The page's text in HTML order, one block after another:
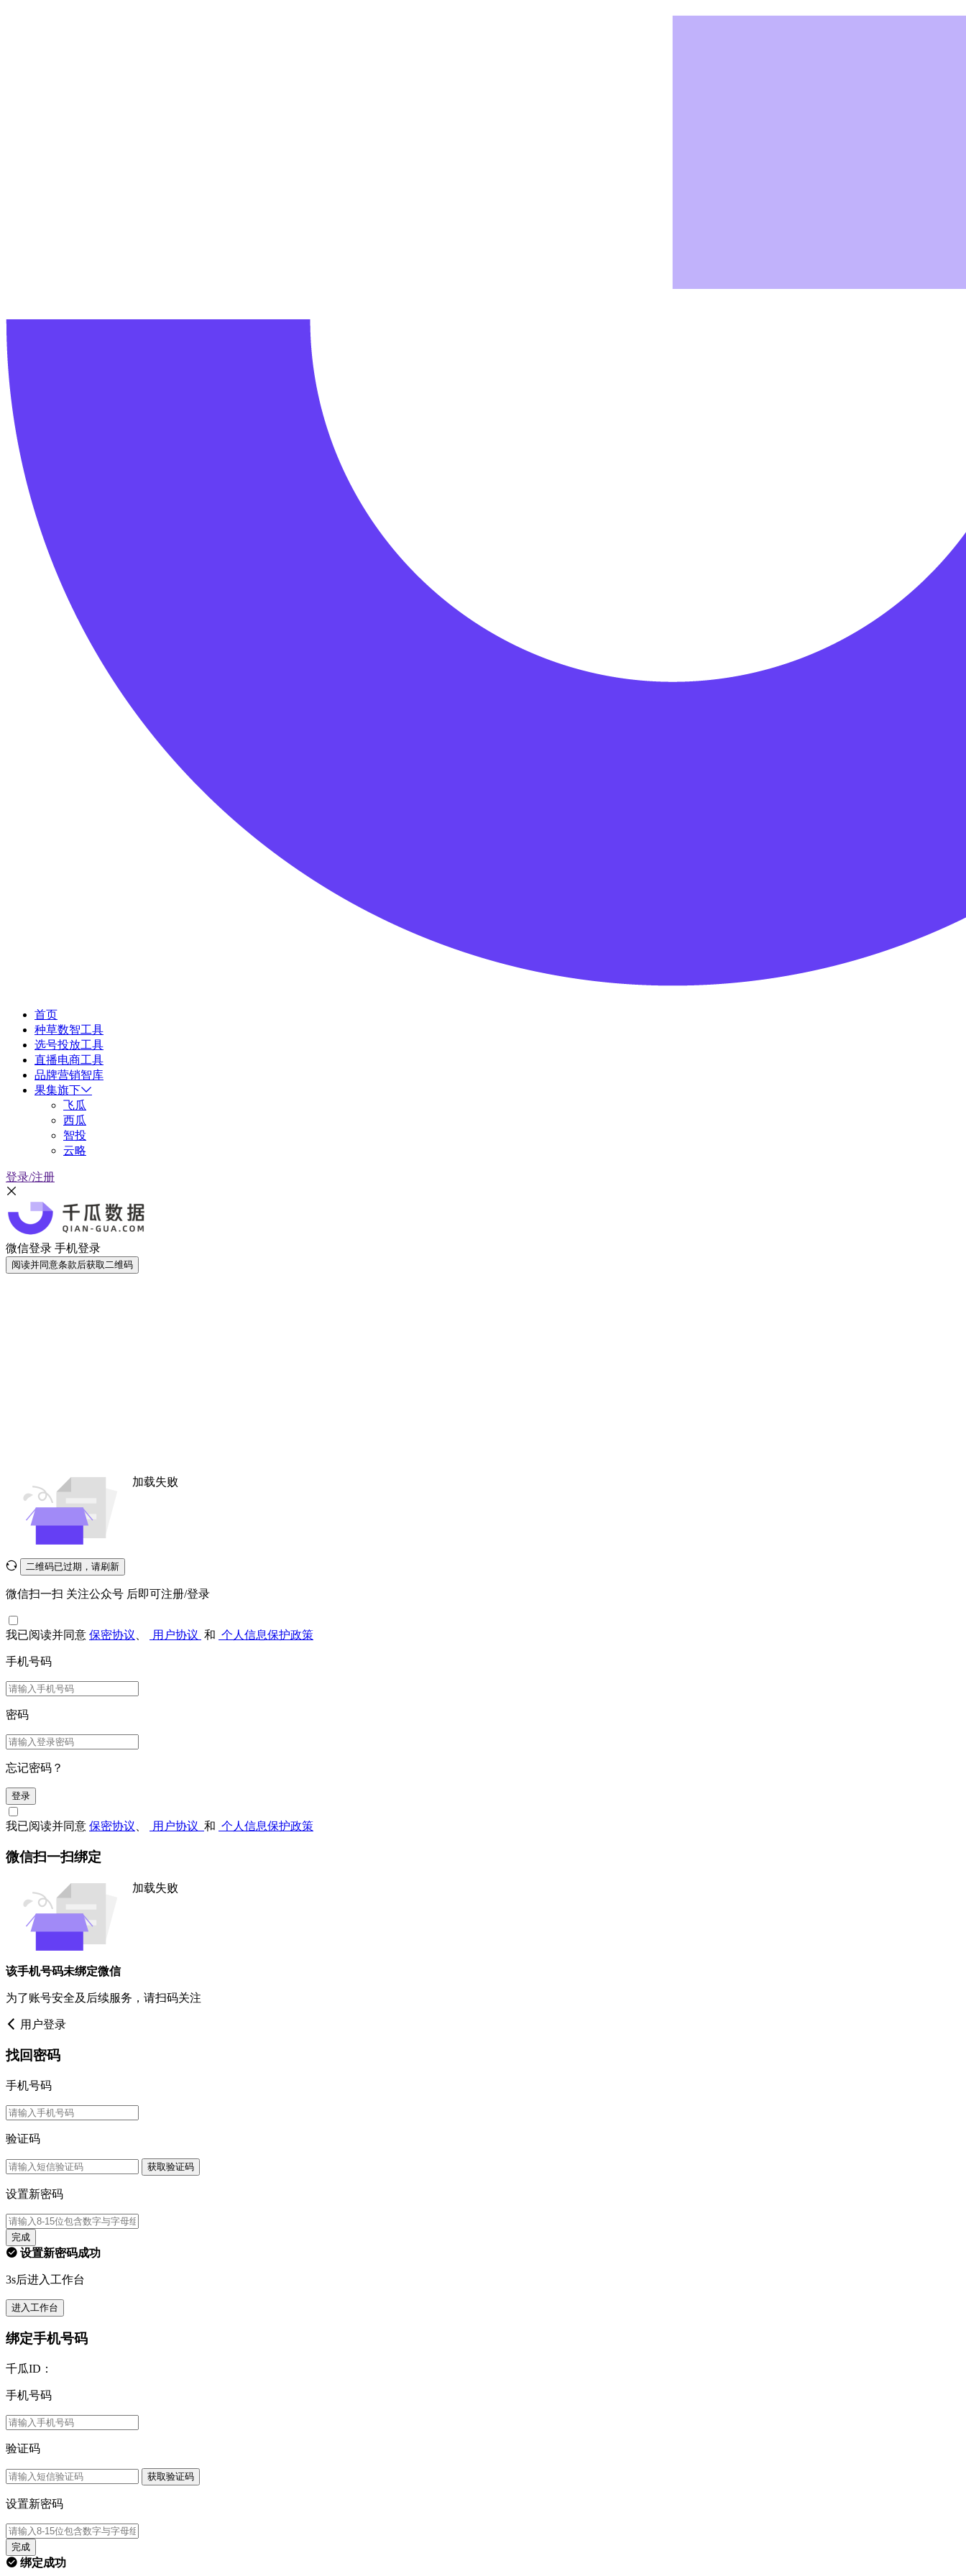
首页
种草数智工具
选号投放工具
直播电商工具
品牌营销智库
果集旗下
飞瓜
西瓜
智投
云略
登录/注册
微信登录 手机登录
阅读并同意条款后获取二维码
加载失败
二维码已过期，请刷新
微信扫一扫 关注公众号 后即可注册/登录
我已阅读并同意 保密协议 用户协议 和 个人信息保护政策
手机号码
密码
忘记密码？
登录
我已阅读并同意 保密协议 用户协议 和 个人信息保护政策
微信扫一扫绑定
加载失败
该手机号码未绑定微信
为了账号安全及后续服务，请扫码关注
用户登录
找回密码
手机号码
验证码
获取验证码
设置新密码
完成
设置新密码成功
3s后进入工作台
进入工作台
绑定手机号码
千瓜ID：
手机号码
验证码
获取验证码
设置新密码
完成
绑定成功